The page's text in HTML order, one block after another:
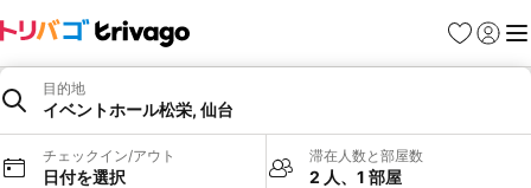
お気に入り
ログイ
メ
目的地
イベントホール松栄, 仙台
チェックイン/アウト
日付を選択
滞在人数と部屋数
2 人、1 部屋